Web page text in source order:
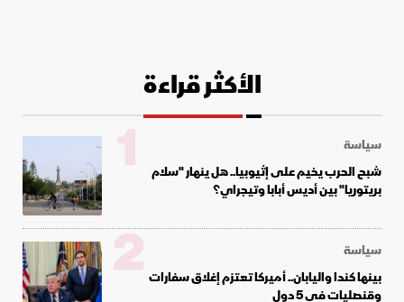
الأكثر قراءة
سياسة
شبح الحرب يخيم على إثيوبيا.. هل ينهار "سلام
بريتوريا" بين أديس أبابا وتيجراي؟
1
سياسة
بينها كندا واليابان.. أميركا تعتزم إغلاق سفارات
وقنصليات في 5 دول
2